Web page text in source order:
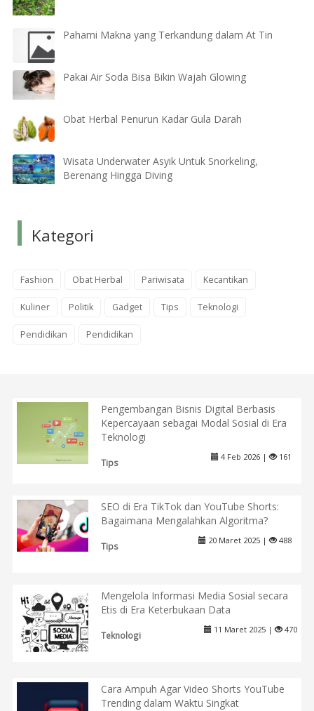
Pahami Makna yang Terkandung dalam At Tin
Pakai Air Soda Bisa Bikin Wajah Glowing
Obat Herbal Penurun Kadar Gula Darah
Wisata Underwater Asyik Untuk Snorkeling,
Berenang Hingga Diving
Kategori
Fashion Obat Herbal Pariwisata Kecantikan
Kuliner Politik Gadget Tips Teknologi
Pendidikan Pendidikan
Pengembangan Bisnis Digital Berbasis
Kepercayaan sebagai Modal Sosial di Era
Teknologi
Tips
4 Feb 2026 | 161
SEO di Era TikTok dan YouTube Shorts:
Bagaimana Mengalahkan Algoritma?
Tips
20 Maret 2025 | 488
Mengelola Informasi Media Sosial secara
Etis di Era Keterbukaan Data
Teknologi
11 Maret 2025 | 470
Cara Ampuh Agar Video Shorts YouTube
Trending dalam Waktu Singkat